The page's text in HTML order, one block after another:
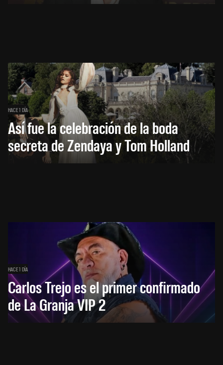
HACE 1 DÍA
Así fue la celebración de la boda
secreta de Zendaya y Tom Holland
HACE 1 DÍA
Carlos Trejo es el primer confirmado
de La Granja VIP 2